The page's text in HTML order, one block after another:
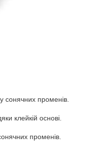
сонячних променів.
клейкій основі.
променів.